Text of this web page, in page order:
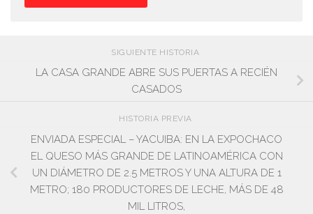
SIGUIENTE HISTORIA
LA CASA GRANDE ABRE SUS PUERTAS A RECIÉN
CASADOS
HISTORIA PREVIA
ENVIADA ESPECIAL – YACUIBA: EN LA EXPOCHACO
EL QUESO MÁS GRANDE DE LATINOAMÉRICA CON
UN DIÁMETRO DE 2.5 METROS Y UNA ALTURA DE 1
METRO; 180 PRODUCTORES DE LECHE, MÁS DE 48
MIL LITROS,